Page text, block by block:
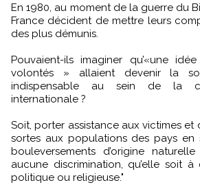
En 1980, au moment de la guerre du
France décident de mettre leurs
des plus démunis.
Pouvaient-ils imaginer qu’«une
volontés » allaient devenir la
indispensable au sein de la
internationale ?
Soit, porter assistance aux victimes et
sortes aux populations des pays en
bouleversements d’origine
aucune discrimination, qu’elle soit à
politique ou religieuse."